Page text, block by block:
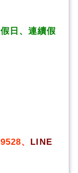
日、連續假
、 LINE